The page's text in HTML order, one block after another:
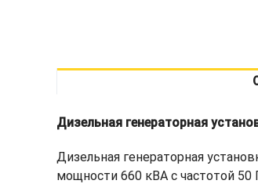
Дизельная генераторная
Дизельная генераторная
мощности 660 кВА с частотой 50